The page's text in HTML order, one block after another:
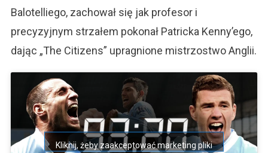
Balotelliego, zachował się jak profesor i
precyzyjnym strzałem pokonał Patricka Kenny’ego,
dając „The Citizens” upragnione mistrzostwo Anglii.
Kliknij, żeby zaakceptować marketing pliki